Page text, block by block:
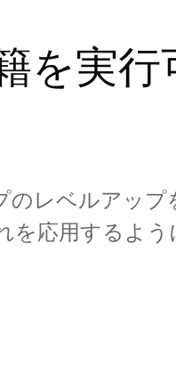
を実行
レベルアップ
を応用するよう